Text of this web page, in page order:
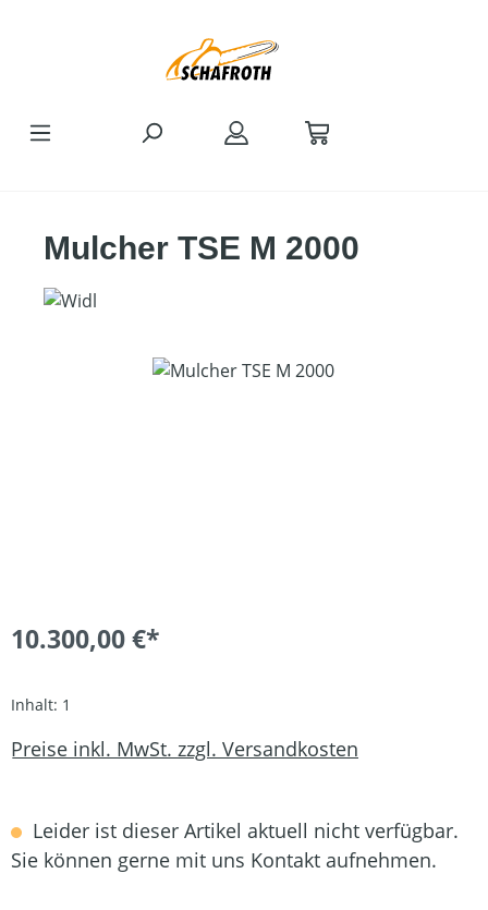
Mulcher TSE M 2000
Bildergalerie überspringen
10.300,00 €*
Inhalt: 1
Preise inkl. MwSt. zzgl. Versandkosten
Leider ist dieser Artikel aktuell nicht verfügbar.
Sie können gerne mit uns Kontakt aufnehmen.